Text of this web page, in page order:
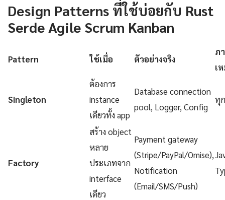
Design Patterns ที่ใช้บ่อยกับ Rust
Serde Agile Scrum Kanban
Pattern ใช้เมื่อ ตัวอย่างจริง
ภ
เ
Singleton
ต้องการ
instance
เดียวทั้ง app
Database connection
pool, Logger, Config
ทุ
Factory
สร้าง object
หลาย
ประเภทจาก
interface
เดียว
Payment gateway
(Stripe/PayPal/Omise),
Notification
(Email/SMS/Push)